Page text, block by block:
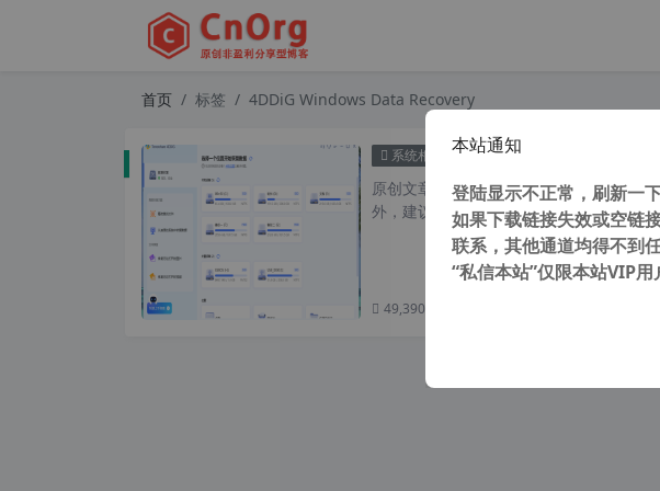
首页 标签 4DDiG Windows Data Recovery
系统相关 独家汉化 4DDiG Windows Data
原创文章，转载请注明： 转载自
外，建议避开晚上的访问高...
49,390 次浏览
本站通知
登陆显示不正常，刷新一
如果下载链接失效或空链
联系，其他通道均得不到
“私信本站”仅限本站VIP